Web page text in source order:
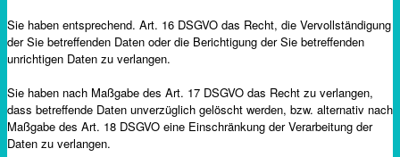
Sie haben entsprechend. Art. 16 DSGVO das Recht, die Vervollständigung
der Sie betreffenden Daten oder die Berichtigung der Sie betreffenden
unrichtigen Daten zu verlangen.
Sie haben nach Maßgabe des Art. 17 DSGVO das Recht zu verlangen,
dass betreffende Daten unverzüglich gelöscht werden, bzw. alternativ nach
Maßgabe des Art. 18 DSGVO eine Einschränkung der Verarbeitung der
Daten zu verlangen.